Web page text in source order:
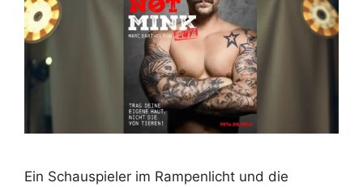
Ein Schauspieler im Rampenlicht und die